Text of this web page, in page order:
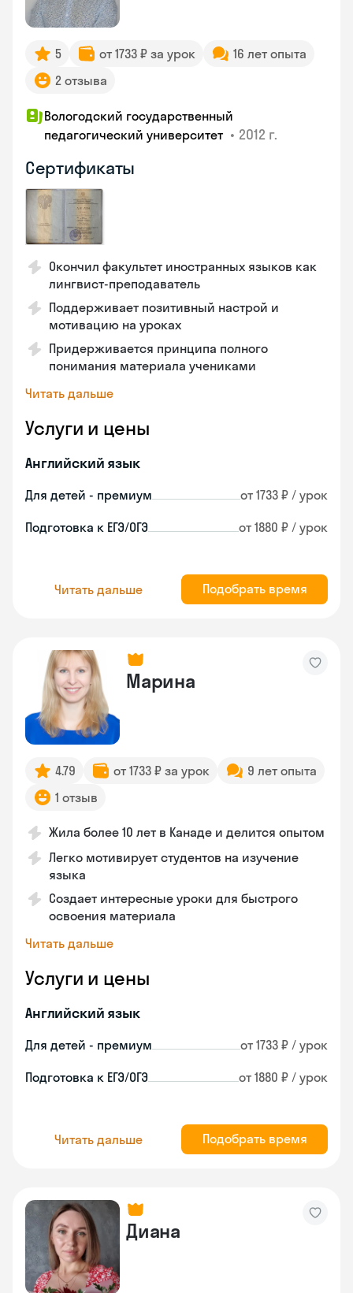
5 от 1733 ₽ за урок
16 лет опыта
2 отзыва
Вологодский государственный
педагогический университет • 2012 г.
Сертификаты
Окончил факультет иностранных языков как
лингвист-преподаватель
Поддерживает позитивный настрой и
мотивацию на уроках
Придерживается принципа полного
понимания материала учениками
Читать дальше
Услуги и цены
Английский язык
Для детей - премиум от 1733 ₽ / урок
Подготовка к ЕГЭ/ОГЭ от 1880 ₽ / урок
Читать дальше Подобрать время
Марина
4.79 от 1733 ₽ за урок
9 лет опыта
1 отзыв
Жила более 10 лет в Канаде и делится опытом
Легко мотивирует студентов на изучение
языка
Создает интересные уроки для быстрого
освоения материала
Читать дальше
Услуги и цены
Английский язык
Для детей - премиум от 1733 ₽ / урок
Подготовка к ЕГЭ/ОГЭ от 1880 ₽ / урок
Читать дальше Подобрать время
Диана